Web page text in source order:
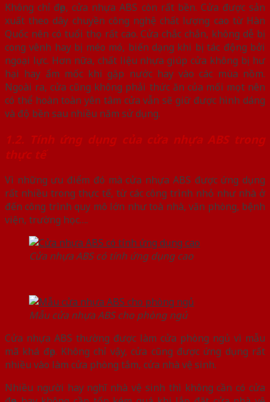
Không chỉ đẹp, cửa nhựa ABS còn rất bền. Cửa được sản
xuất theo dây chuyền công nghệ chất lượng cao từ Hàn
Quốc nên có tuổi thọ rất cao. Cửa chắc chắn, không dễ bị
cong vênh hay bị méo mó, biến dạng khi bị tác động bởi
ngoại lực. Hơn nữa, chất liệu nhựa giúp cửa không bị hư
hại hay ẩm mốc khi gặp nước hay vào các mùa nồm.
Ngoài ra, cửa cũng không phải thức ăn của mối mọt nên
có thể hoàn toàn yên tâm cửa vẫn sẽ giữ được hình dáng
và độ bền sau nhiều năm sử dụng.
1.2. Tính ứng dụng của cửa nhựa ABS trong
thực tế
Vì những ưu điểm đó mà cửa nhựa ABS được ứng dụng
rất nhiều trong thực tế, từ các công trình nhỏ như nhà ở
đến công trình quy mô lớn như toà nhà, văn phòng, bệnh
viện, trường học….
Cửa nhựa ABS có tính ứng dụng cao
Mẫu cửa nhựa ABS cho phòng ngủ
Cửa nhựa ABS thường được làm cửa phòng ngủ vì mẫu
mã khá đẹp. Không chỉ vậy, cửa cũng được ứng dụng rất
nhiều vào làm cửa phòng tắm, cửa nhà vệ sinh.
Nhiều người hay nghĩ nhà vệ sinh thì không cần có cửa